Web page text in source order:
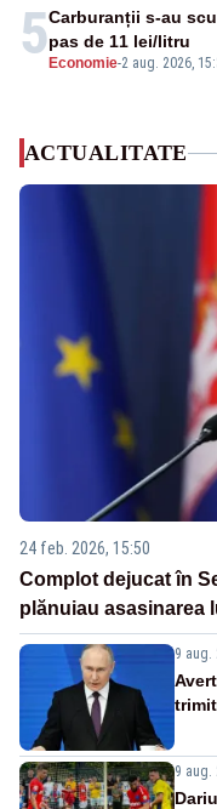
5 Economie-2 aug. 2026,
Carburanții s-au
pas de 11 lei/litru
ACTUALITATE
24 feb. 2026, 15:50
Complot dejucat în
plănuiau asasinarea
9 aug.
9 aug.